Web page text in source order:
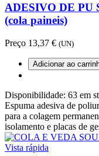
ADESIVO DE PU
(cola paineis)
Preço 13,37 € (UN)
Adicionar ao
Disponibilidade: 63 em
Espuma adesiva de
para a colagem
isolamento e placas de
Vista rápida